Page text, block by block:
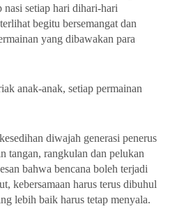
nasi setiap hari dihari-hari
begitu bersemangat dan
yang dibawakan para
anak-anak, setiap permainan
diwajah generasi penerus
tangan, rangkulan dan pelukan
bahwa bencana boleh terjadi
kebersamaan harus terus dibuhul
lebih baik harus tetap menyala.